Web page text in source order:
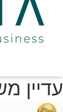
עדיין